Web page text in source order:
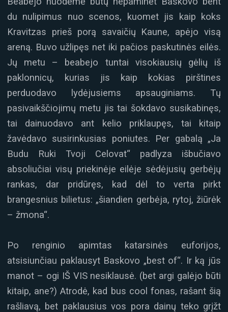
du nulipimus nuo scenos, kuomet jis kaip koks
Kravitzas prieš porą savaičių Kaune, apėjo visą
areną. Buvo užlipęs net iki pačios paskutinės eilės.
Jų metu – beabejo tuntai visokiausių gėlių iš
paklonnicų, kurias jis kaip kokias pirštines
perduodavo lydėjusiems apsauginiams. Tų
pasivaikščiojimų metu jis tai šokdavo susikabinęs,
tai dainuodavo ant kelio priklaupęs, tai kitaip
žavėdavo susirinkusias poniutes. Per gabalą „Ja
Budu Ruki Tvoji Celovat“ padlyza išbučiavo
absoliučiai visų priekinėje eilėje sėdėjusių gerbėjų
rankas, dar pridūręs, kad dėl to verta pirkt
brangesnius bilietus: „šiandien gerbėja, rytoj, žiūrėk
– žmona“.
Po renginio apimtas katarsinės euforijos,
atsisiunčiau paklausyt Baskovo „best of“. Ir ką jūs
manot – ogi IŠ VIS nesiklausė. (bet argi galėjo būti
kitaip, ane?) Atrodė, kad bus cool fonas, rašant šią
rašliavą, bet paklausius vos pora dainų teko grįžt